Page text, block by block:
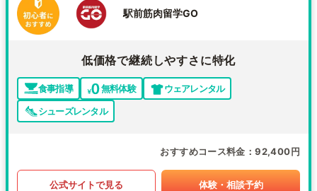
駅前筋肉留学GO
低価格で継続しやすさに特化
食事指導 無料体験
ウェアレンタル
シューズレンタル
おすすめコース料金 92,400円
公式サイトで見る 体験・相談予約